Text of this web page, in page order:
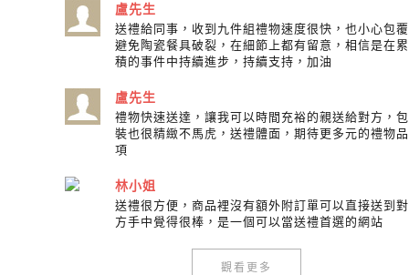
盧先生
送禮給同事，收到九件組禮物速度很快，也小心包覆
避免陶瓷餐具破裂，在細節上都有留意，相信是在累
積的事件中持續進步，持續支持，加油
盧先生
禮物快速送達，讓我可以時間充裕的親送給對方，包
裝也很精緻不馬虎，送禮體面，期待更多元的禮物品
項
林小姐
送禮很方便，商品裡沒有額外附訂單可以直接送到對
方手中覺得很棒，是一個可以當送禮首選的網站
觀看更多